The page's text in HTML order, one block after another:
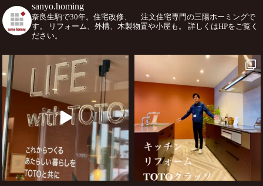
sanyo.homing
奈良生駒で30年。住宅改修、
注文住宅専門の三陽ホーミングで
す。
リフォーム、外構、木製物置や小屋も。
詳しくはHPをご覧く
ださい。